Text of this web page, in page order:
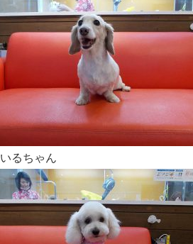
るちゃん